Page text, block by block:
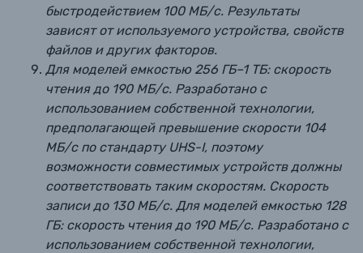
быстродействием 100 МБ/с. Результаты
зависят от используемого устройства, свойств
файлов и других факторов.
Для моделей емкостью 256 ГБ–1 ТБ: скорость
чтения до 190 МБ/с. Разработано с
использованием собственной технологии,
предполагающей превышение скорости 104
МБ/с по стандарту UHS-I, поэтому
возможности совместимых устройств должны
соответствовать таким скоростям. Скорость
записи до 130 МБ/с. Для моделей емкостью 128
ГБ: скорость чтения до 190 МБ/с. Разработано с
использованием собственной технологии,